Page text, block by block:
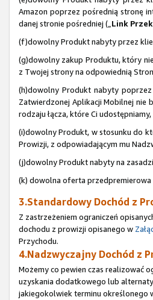
Amazon poprzez pośrednią stronę
danej stronie pośredniej („ Link
(f)dowolny Produkt nabyty przez
(g)dowolny zakup Produktu, który
z Twojej strony na odpowiednią
(h)dowolny Produkt nabyty
Zatwierdzonej Aplikacji Mobilnej nie
rodzaju łącza, które Ci udostępniamy,
(i)dowolny Produkt, w stosunku do
Prowizji, z odpowiadającym mu
(j)dowolny Produkt nabyty na
(k) dowolna oferta
3.Standardowy Dochód z
Z zastrzeżeniem ograniczeń
dochodu z prowizji opisanego w
Przychodu.
4.Nadzwyczajny Dochód z
Możemy co pewien czas realizować
uzyskania dodatkowego lub
jakiegokolwiek terminu określonego